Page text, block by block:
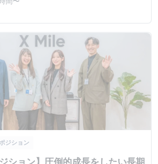
ジション
ション】圧倒的成長をしたい長期